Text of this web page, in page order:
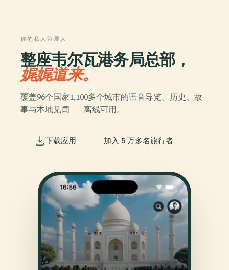
你的私人策展人
整座韦尔瓦港务局总部，
娓娓道来。
覆盖96个国家1,100多个城市的语音导览。历史、故
事与本地见闻——离线可用。
下载应用 加入 5 万多名旅行者